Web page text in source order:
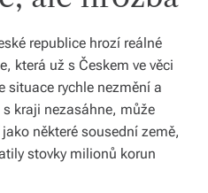
republice hrozí reálné
která už s Českem ve věci
situace rychle nezmění a
kraji nezasáhne, může
některé sousední země,
stovky milionů korun